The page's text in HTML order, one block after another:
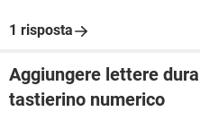
1 risposta
Aggiungere lettere
tastierino numerico